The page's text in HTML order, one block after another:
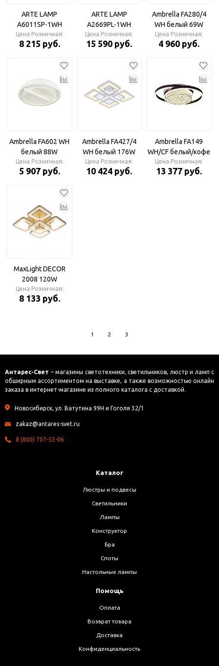
ARTE LAMP
A6011SP-1WH
Люстра
Цена Розничная:
8 215 руб.
ARTE LAMP
A2669PL-1WH
Потолочный
светильник
Цена Розничная:
15 590 руб.
Ambrella FA280/4
WH белый 69W
530*530*80 (ПДУ
РАДИО 2.4G)
Цена Розничная:
4 960 руб.
Ambrella FA602 WH
белый 88W
D470*90 (ПДУ
РАДИО 2.4) Люстра
Цена Розничная:
5 907 руб.
Ambrella FA427/4
WH белый 176W
470*470*80 (ПДУ
РАДИО 2.4) Люстра
Цена Розничная:
10 424 руб.
Ambrella FA149
WH/CF белый/кофе
94W 500*400*110
(ПДУ РАДИО 2.4)
Цена Розничная:
13 377 руб.
MaxLight DECOR
2008 120W
CHAMPAIGN GOLD ,
LED светильник с
Цена Розничная:
8 133 руб.
1 2 3
Антарес-Свет – магазины светотехники, светильников, люстр и ламп с
обширным ассортиментом на выставке, а также возможностью онлайн
заказа в интернет-магазине из полного каталога с доставкой.
Новосибирск, ул. Ватутина 99Н и Гоголя 32/1
zakaz@antares-svet.ru
8 (800) 707-53-06
Каталог
Люстры и подвесы
Светильники
Лампы
Конструктор
Бра
Споты
Настольные лампы
Помощь
Оплата
Возврат товара
Доставка
Конфиденциальность